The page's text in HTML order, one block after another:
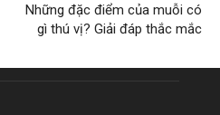
Những đặc điểm của muỗi có
gì thú vị? Giải đáp thắc mắc